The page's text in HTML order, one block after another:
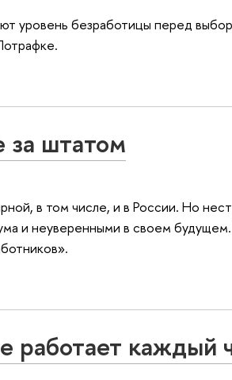
уровень безработицы перед
за штатом
в том числе, и в России. Но
и неуверенными в своем
работает каждый